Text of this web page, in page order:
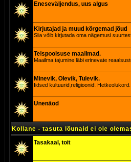
Eneseväljendus, uus algus
Kirjutajad ja muud kõrgemad jõud
Siia võib kirjutada oma nägemusi
Teispoolsuse maailmad.
Maailma tajumine läbi erinevate
Minevik, Olevik, Tulevik.
Iidsed kultuurid,religioonid.
Unenäod
Kollane - tasuta lõunaid ei ole
Tasakaal, toit